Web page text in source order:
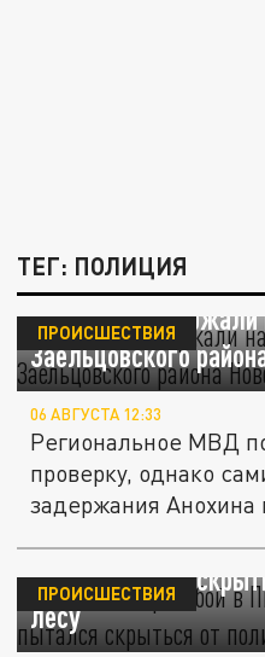
ТЕГ: ПОЛИЦИЯ
Силовики задержали
Заельцовского
ПРОИСШЕСТВИЯ
06 АВГУСТА 12:33
Региональное МВД
проверку, однако
задержания Анохина
Погоня со стрельбой
лихач пытался
лесу
ПРОИСШЕСТВИЯ